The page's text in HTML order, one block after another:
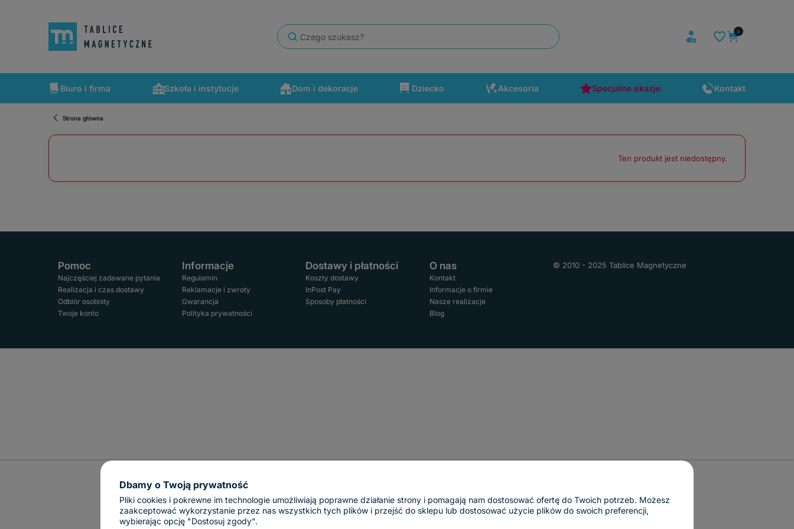
Biuro i firma Szkoła i instytucje Dom i dekoracje Dziecko Akcesoria Specjalne okazje Kontakt
Strona główna
Ten produkt jest niedostępny.
Pomoc
Najczęściej zadawane pytania
Realizacja i czas dostawy
Odbiór osobisty
Twoje konto
Informacje
Regulamin
Reklamacje i zwroty
Gwarancja
Polityka prywatności
Dostawy i płatności
Koszty dostawy
InPost Pay
Sposoby płatności
O nas
Kontakt
Informacje o firmie
Nasze realizacje
Blog
© 2010 - 2025 Tablice Magnetyczne
Dbamy o Twoją prywatność
Pliki cookies i pokrewne im technologie umożliwiają poprawne działanie strony i pomagają nam dostosować ofertę do Twoich potrzeb. Możesz
zaakceptować wykorzystanie przez nas wszystkich tych plików i przejść do sklepu lub dostosować użycie plików do swoich preferencji,
wybierając opcję "Dostosuj zgody".